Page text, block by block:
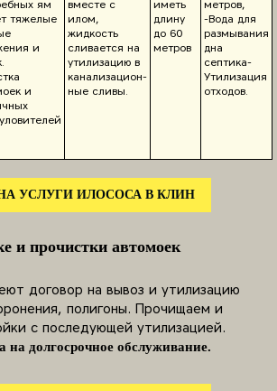
ям
тяжелые
и
и
вместе с
илом,
жидкость
сливается на
утилизацию в
канализацион-
ные сливы.
иметь
длину
до 60
метров
метров,
-Вода для
размывания
дна
септика-
Утилизация
отходов.
УСЛУГИ ИЛОСОСА В КЛИН
и прочистки автомоек
договор на вывоз и утилизацию
полигоны. Прочищаем и
с последующей утилизацией.
на долгосрочное обслуживание.